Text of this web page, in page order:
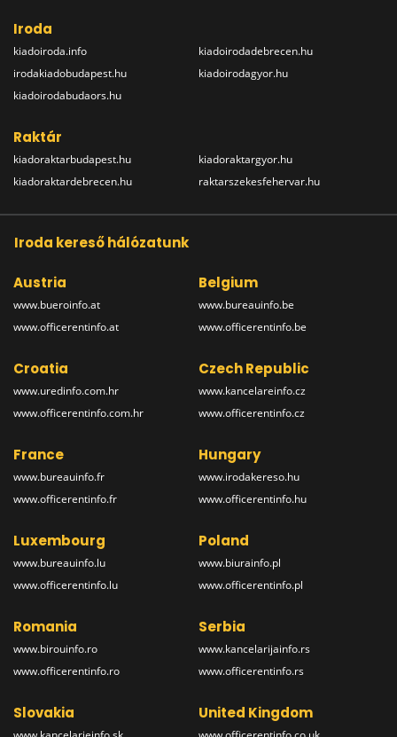
Iroda
kiadoiroda.info
irodakiadobudapest.hu
kiadoirodabudaors.hu
kiadoirodadebrecen.hu
kiadoirodagyor.hu
Raktár
kiadoraktarbudapest.hu
kiadoraktardebrecen.hu
kiadoraktargyor.hu
raktarszekesfehervar.hu
Iroda kereső hálózatunk
Austria
www.bueroinfo.at
www.officerentinfo.at
Belgium
www.bureauinfo.be
www.officerentinfo.be
Croatia
www.uredinfo.com.hr
www.officerentinfo.com.hr
Czech Republic
www.kancelareinfo.cz
www.officerentinfo.cz
France
www.bureauinfo.fr
www.officerentinfo.fr
Hungary
www.irodakereso.hu
www.officerentinfo.hu
Luxembourg
www.bureauinfo.lu
www.officerentinfo.lu
Poland
www.biurainfo.pl
www.officerentinfo.pl
Romania
www.birouinfo.ro
www.officerentinfo.ro
Serbia
www.kancelarijainfo.rs
www.officerentinfo.rs
Slovakia United Kingdom